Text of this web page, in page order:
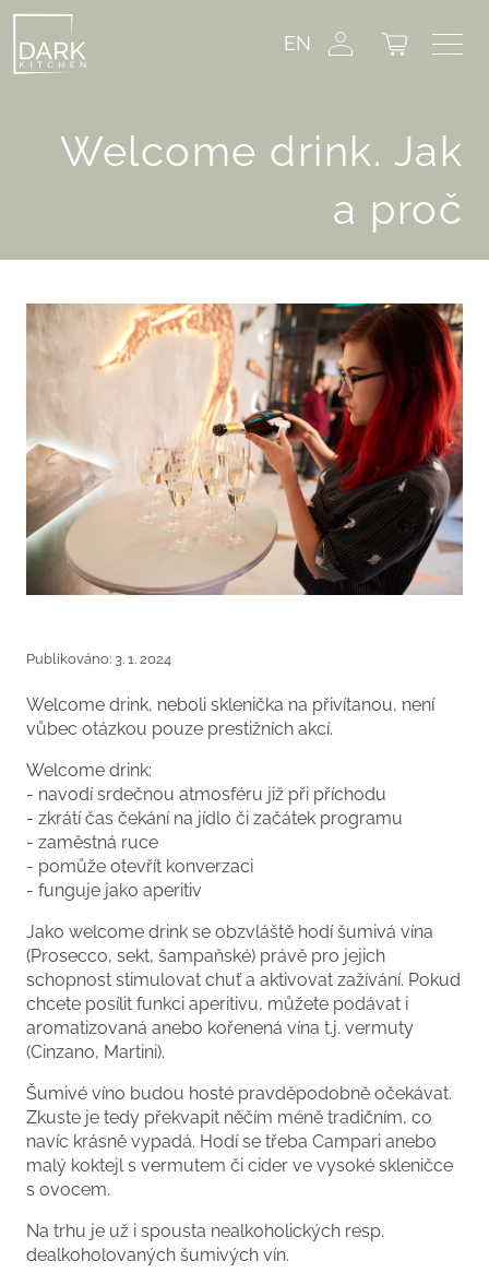
EN
Welcome drink. Jak
a proč
Publikováno: 3. 1. 2024
Welcome drink, neboli sklenička na přivítanou, není
vůbec otázkou pouze prestižních akcí.
Welcome drink:
- navodí srdečnou atmosféru již při příchodu
- zkrátí čas čekání na jídlo či začátek programu
- zaměstná ruce
- pomůže otevřít konverzaci
- funguje jako aperitiv
Jako welcome drink se obzvláště hodí šumivá vína
(Prosecco, sekt, šampaňské) právě pro jejich
schopnost stimulovat chuť a aktivovat zažívání. Pokud
chcete posílit funkci aperitivu, můžete podávat i
aromatizovaná anebo kořenená vína t.j. vermuty
(Cinzano, Martini).
Šumivé víno budou hosté pravděpodobně očekávat.
Zkuste je tedy překvapit něčím méně tradičním, co
navíc krásně vypadá. Hodí se třeba Campari anebo
malý koktejl s vermutem či cider ve vysoké skleničce
s ovocem.
Na trhu je už i spousta nealkoholických resp.
dealkoholovaných šumivých vín.